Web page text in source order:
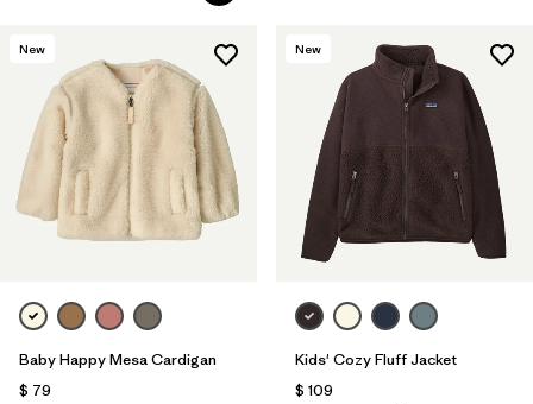
New
Baby Happy Mesa Cardigan
$ 79
New
Kids' Cozy Fluff Jacket
$ 109